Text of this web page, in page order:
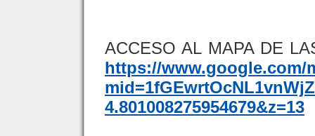
ACCESO AL MAPA DE
https://www.google.com/
4.801008275954679&z=13